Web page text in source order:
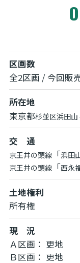
区画数
全2区画 / 今回販
所在地
東京都杉並区浜田山
交 通
京王井の頭線「浜田
京王井の頭線「西永
土地権利
所有権
現 況
Ａ区画： 更地
Ｂ区画： 更地